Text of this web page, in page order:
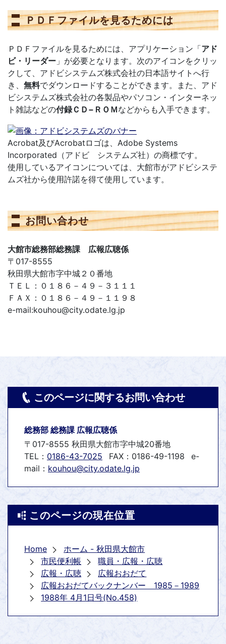
ＰＤＦファイルを見るためには
ＰＤＦファイルを見るためには、アプリケーション「アド
ビ・リーダー 」が必要となります。次のアイコンをクリッ
クして、アドビシステムズ株式会社の日本語サイトへ行
き、 無料でダウンロードすることができます。また、アド
ビシステムズ株式会社の各製品やパソコン・インターネッ
ト雑誌などの付録ＣＤ−ＲＯＭなどからも入手できます。
Acrobat及びAcrobatロゴは、Adobe Systems
Incorporated（アドビ システムズ社）の商標です。
使用しているアイコンについては、大館市がアドビシステ
ムズ社から使用許諾を得て使用しています。
お問い合わせ
大館市総務部総務課 広報広聴係
〒017-8555
秋田県大館市字中城２０番地
ＴＥＬ：０１８６－４９－３１１１
ＦＡＸ：０１８６－４９－１１９８
e-mail:kouhou@city.odate.lg.jp
このページに関するお問い合わせ
総務部 総務課 広報広聴係
〒017-8555 秋田県大館市字中城20番地
TEL： 0186-43-7025 FAX：0186-49-1198
e-
mail： kouhou@city.odate.lg.jp
このページの現在位置
Home
ホーム - 秋田県大館市
市民便利帳
職員・広報・広聴
広報・広聴
広報おおだて
広報おおだてバックナンバー 1985－1989
1988年 4月1日号(No.458)